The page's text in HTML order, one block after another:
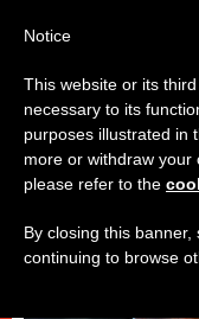
DICASTERI
Notice
This website or its
necessary to its
purposes illustrated in
more or withdraw your
please refer to the
By closing this
continuing to browse